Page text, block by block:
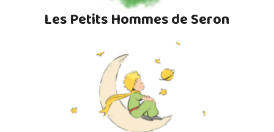
Les Petits Hommes de Seron